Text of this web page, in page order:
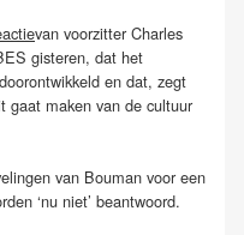
van voorzitter Charles
gisteren, dat het
en dat, zegt
gaat maken van de cultuur
van Bouman voor een
‘nu niet’ beantwoord.